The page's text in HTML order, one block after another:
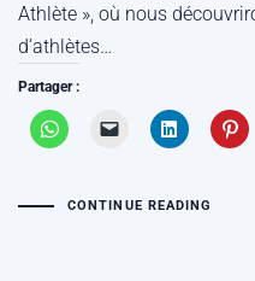
Athlète », où nous
d’athlètes…
Partager :
CONTINUE READING